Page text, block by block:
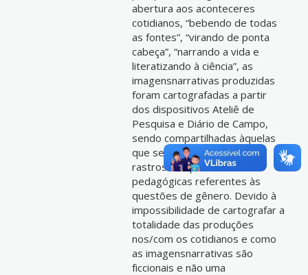
abertura aos aconteceres
cotidianos, “bebendo de todas
as fontes”, “virando de ponta
cabeça”, “narrando a vida e
literatizando à ciência”, as
imagensnarrativas produzidas
foram cartografadas a partir
dos dispositivos Ateliê de
Pesquisa e Diário de Campo,
sendo compartilhadas àquelas
que se caracterizam como
rastros das práticas
pedagógicas referentes às
questões de gênero. Devido à
impossibilidade de cartografar a
totalidade das produções
nos/com os cotidianos e como
as imagensnarrativas são
ficcionais e não uma